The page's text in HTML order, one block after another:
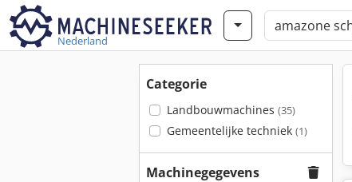
Nederland
Categorie
Landbouwmachines (35)
Gemeentelijke techniek (1)
Machinegegevens